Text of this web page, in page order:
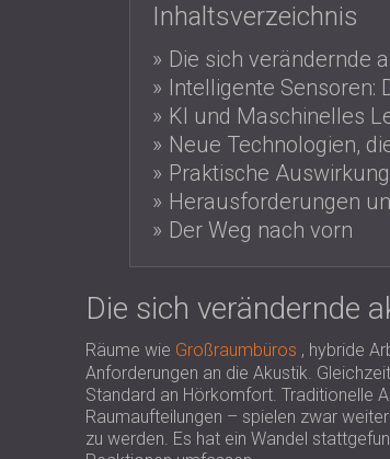
Inhaltsverzeichnis
Die sich verändernde
Intelligente Sensoren:
KI und Maschinelles
Neue Technologien,
Praktische
Herausforderungen
Der Weg nach vorn
Die sich verändernde
Räume wie Großraumbüros , hybride
Anforderungen an die Akustik.
Standard an Hörkomfort. Traditionelle
Raumaufteilungen – spielen zwar
zu werden. Es hat ein Wandel